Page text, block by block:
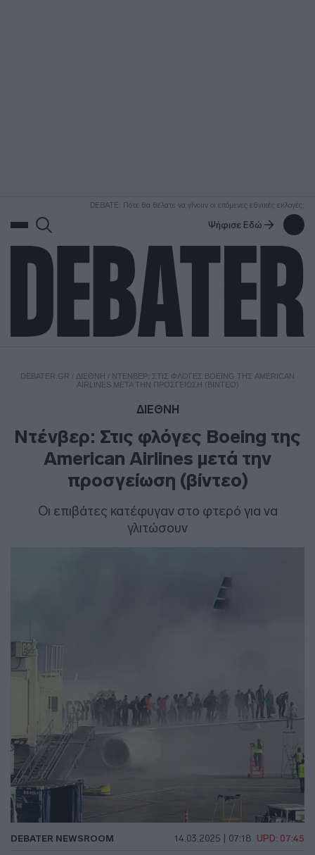
DEBATE: Πότε θα θέλατε να γίνουν οι επόμενες εθνικές εκλογές;
Ψήφισε Εδώ
DEBATER.GR / ΔΙΕΘΝΗ / ΝΤΈΝΒΕΡ: ΣΤΙΣ ΦΛΌΓΕΣ BOEING ΤΗΣ AMERICAN
AIRLINES ΜΕΤΆ ΤΗΝ ΠΡΟΣΓΕΊΩΣΗ (ΒΊΝΤΕΟ)
ΔΙΕΘΝΗ
Ντένβερ: Στις φλόγες Boeing της
American Airlines μετά την
προσγείωση (βίντεο)
Οι επιβάτες κατέφυγαν στο φτερό για να
γλιτώσουν
DEBATER NEWSROOM 14.03.2025 | 07:18 UPD: 07:45